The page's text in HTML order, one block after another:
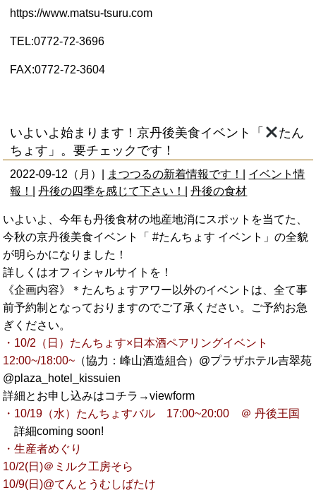
https://www.matsu-tsuru.com
TEL:0772-72-3696
FAX:0772-72-3604
いよいよ始まります！京丹後美食イベント「
たん
ちょす」。要チェックです！
2022-09-12（月）| まつつるの新着情報です！
イベント情
報！
|丹後の四季を感じて下さい！ |丹後の食材
いよいよ、今年も丹後食材の地産地消にスポットを当てた、
今秋の京丹後美食イベント「#たんちょす イベント」の全貌
が明らかになりました！
詳しくはオフィシャルサイトを！
《企画内容》＊たんちょすアワー以外のイベントは、全て事
前予約制となっておりますのでご了承ください。ご予約お急
ぎください。
・10/2（日）たんちょす×日本酒ペアリングイベント
12:00~/18:00~ （協力：峰山酒造組合）@プラザホテル吉翠苑
@plaza_hotel_kissuien
詳細とお申し込みはコチラ→viewform
・10/19（水）たんちょすバル 17:00~20:00 ＠ 丹後王国
詳細coming soon!
・生産者めぐり
10/2(日)＠ミルク工房そら
10/9(日)@てんとうむしばたけ